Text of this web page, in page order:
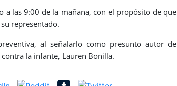
a las 9:00 de la mañana, con el propósito de que
representado.
al señalarlo como presunto autor de
la infante, Lauren Bonilla.